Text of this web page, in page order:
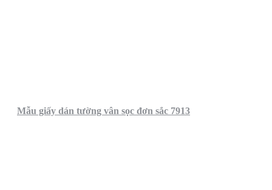
Mẫu giấy dán tường vân sọc đơn sắc 7913